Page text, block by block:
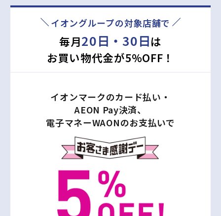
※シミュレーション結果は、あくまでも目安であり実際の付与ポ
イントと異なる場合があります。
詳しくシミュレーションしたい方はこちら
イオングループの対象店舗で
毎月20日・30日は
お買い物代金が5%OFF！
イオンマークのカード払い・
AEON Pay決済、
電子マネーWAONのお支払いで